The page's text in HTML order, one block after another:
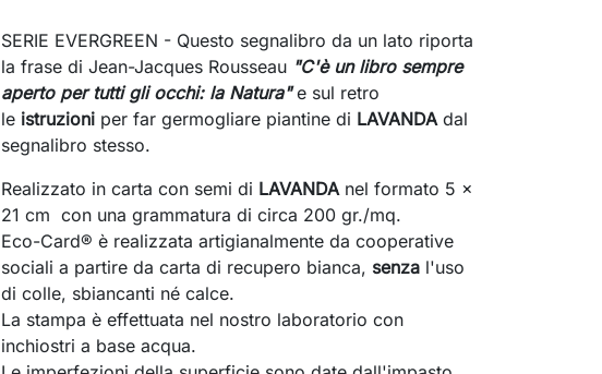
SERIE EVERGREEN - Questo segnalibro da un lato riporta
la frase di Jean-Jacques Rousseau "C'è un libro sempre
aperto per tutti gli occhi: la Natura"e sul retro
le istruzioni per far germogliare piantine di LAVANDAdal
segnalibro stesso.
Realizzato in carta con semi di LAVANDA nel formato 5 x
21 cm con una grammatura di circa 200 gr./mq.
Eco-Card® è realizzata artigianalmente da cooperative
sociali a partire da carta di recupero bianca, senza l'uso
di colle, sbiancanti né calce.
La stampa è effettuata nel nostro laboratorio con
inchiostri a base acqua.